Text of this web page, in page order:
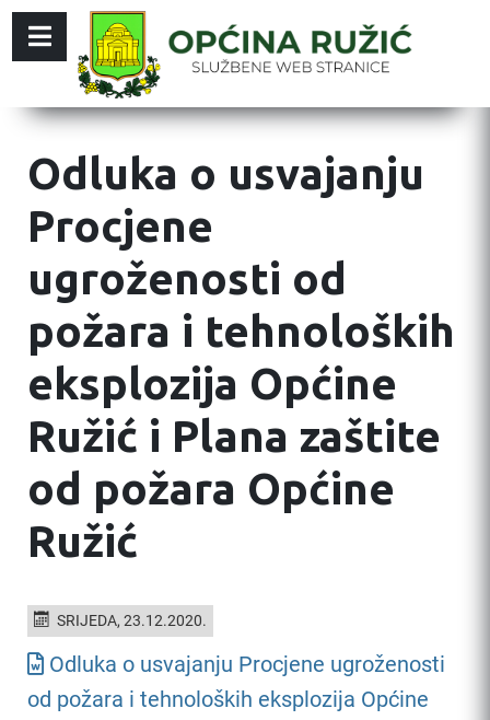
Odluka o usvajanju
Procjene
ugroženosti od
požara i tehnoloških
eksplozija Općine
Ružić i Plana zaštite
od požara Općine
Ružić
SRIJEDA, 23.12.2020.
Odluka o usvajanju Procjene ugroženosti
od požara i tehnoloških eksplozija Općine